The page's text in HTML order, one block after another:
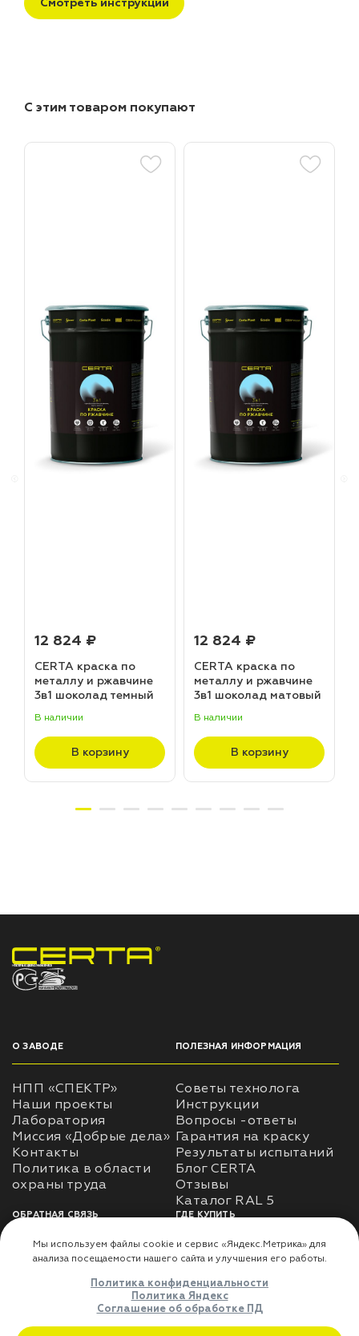
С этим товаром покупают
12 824 ₽
CERTA краска по
металлу и ржавчине
3в1 шоколад темный
(20,0кг)
В наличии
В корзину
12 824 ₽
CERTA краска по
металлу и ржавчине
3в1 шоколад матовый
В наличии
В корзину
НПП «СПЕКТР» ЗАВОД ЛАКОКРАСОЧНЫХ МАТЕРИАЛОВ
О ЗАВОДЕ
НПП «СПЕКТР»
Наши проекты
Лаборатория
Миссия «Добрые дела»
Контакты
Политика в области
ПОЛЕЗНАЯ ИНФОРМАЦИЯ
Советы технолога
Инструкции
Вопросы -ответы
Гарантия на краску
Результаты испытаний
Блог CERTA
Отзывы
Каталог RAL 5
ОБРАТНАЯ СВЯЗЬ
Использование
использования личных
ГДЕ КУПИТЬ
Доставка
Где купить